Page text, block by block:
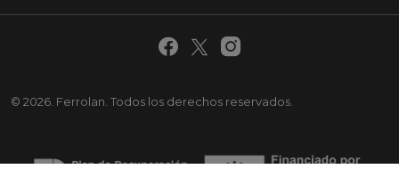
© 2026. Ferrolan. Todos los derechos reservados.